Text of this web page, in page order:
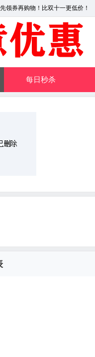
领券再购物！比双十一更低价！
每日秒杀